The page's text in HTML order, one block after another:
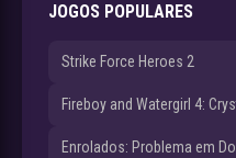
JOGOS POPULARES
Strike Force Heroes 2
Fireboy and Watergirl 4:
Enrolados: Problema em